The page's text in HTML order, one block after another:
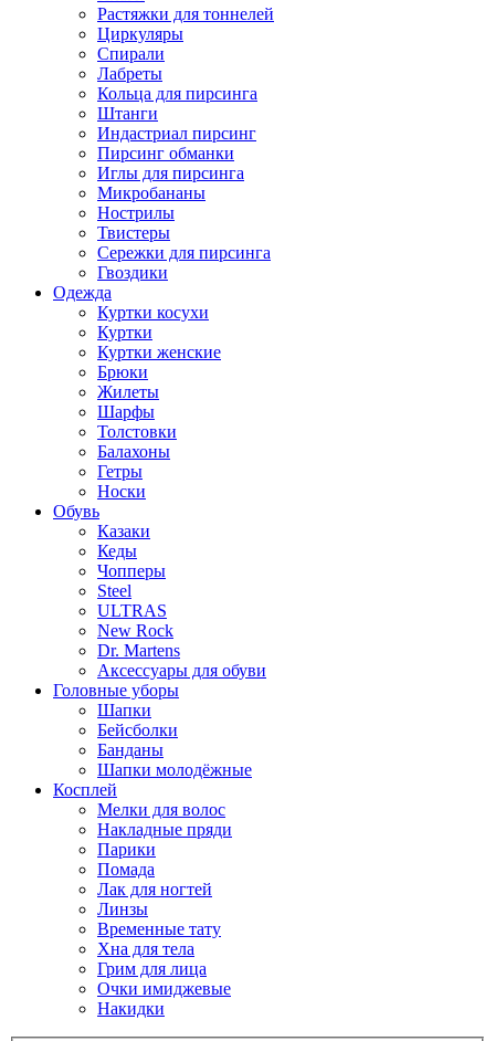
Растяжки для тоннелей
Циркуляры
Спирали
Лабреты
Кольца для пирсинга
Штанги
Индастриал пирсинг
Пирсинг обманки
Иглы для пирсинга
Микробананы
Нострилы
Твистеры
Сережки для пирсинга
Гвоздики
Одежда
Куртки косухи
Куртки
Куртки женские
Брюки
Жилеты
Шарфы
Толстовки
Балахоны
Гетры
Носки
Обувь
Казаки
Кеды
Чопперы
Steel
ULTRAS
New Rock
Dr. Martens
Аксессуары для обуви
Головные уборы
Шапки
Бейсболки
Банданы
Шапки молодёжные
Косплей
Мелки для волос
Накладные пряди
Парики
Помада
Лак для ногтей
Линзы
Временные тату
Хна для тела
Грим для лица
Очки имиджевые
Накидки